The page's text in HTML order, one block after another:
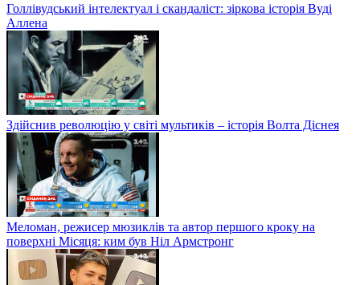
Голлівудський інтелектуал і скандаліст: зіркова історія Вуді
Аллена
Здійснив революцію у світі мультиків – історія Волта Діснея
Меломан, режисер мюзиклів та автор першого кроку на
поверхні Місяця: ким був Ніл Армстронг